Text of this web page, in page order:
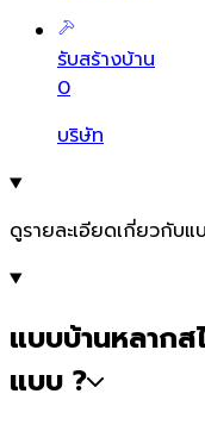
รับสร้างบ้าน
0
บริษัท
ดูรายละเอียดเกี่ยวกับ
แบบบ้านหลาก
แบบ ?